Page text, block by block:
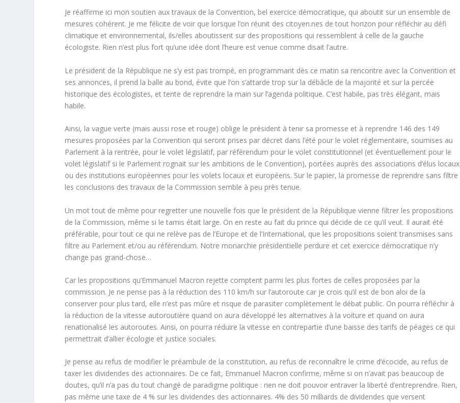
Je réaffirme ici mon soutien aux travaux de la Convention, bel exercice démocratique, qui aboutit sur un ensemble de
mesures cohérent. Je me félicite de voir que lorsque l’on réunit des citoyen.nes de tout horizon pour réfléchir au défi
climatique et environnemental, ils/elles aboutissent sur des propositions qui ressemblent à celle de la gauche
écologiste. Rien n’est plus fort qu’une idée dont l’heure est venue comme disait l’autre.
Le président de la République ne s’y est pas trompé, en programmant dès ce matin sa rencontre avec la Convention et
ses annonces, il prend la balle au bond, évite que l’on s’attarde trop sur la débâcle de la majorité et sur la percée
historique des écologistes, et tente de reprendre la main sur l’agenda politique. C’est habile, pas très élégant, mais
habile.
Ainsi, la vague verte (mais aussi rose et rouge) oblige le président à tenir sa promesse et à reprendre 146 des 149
mesures proposées par la Convention qui seront prises par décret dans l’été pour le volet réglementaire, soumises au
Parlement à la rentrée, pour le volet législatif, par référendum pour le volet constitutionnel (et éventuellement pour le
volet législatif si le Parlement rognait sur les ambitions de le Convention), portées auprès des associations d’élus locaux
ou des institutions européennes pour les volets locaux et européens. Sur le papier, la promesse de reprendre sans filtre
les conclusions des travaux de la Commission semble à peu près tenue.
Un mot tout de même pour regretter une nouvelle fois que le président de la République vienne filtrer les propositions
de la Commission, même si le tamis était large. On en reste au fait du prince qui décide de ce qu’il veut. Il aurait été
préférable, pour tout ce qui ne relève pas de l’Europe et de l’International, que les propositions soient transmises sans
filtre au Parlement et/ou au référendum. Notre monarchie présidentielle perdure et cet exercice démocratique n’y
change pas grand-chose…
Car les propositions qu’Emmanuel Macron rejette comptent parmi les plus fortes de celles proposées par la
commission. Je ne pense pas à la réduction des 110 km/h sur l’autoroute car je crois qu’il est de bon aloi de la
conserver pour plus tard, elle n’est pas mûre et risque de parasiter complètement le débat public. On pourra réfléchir à
la réduction de la vitesse autoroutière quand on aura développé les alternatives à la voiture et quand on aura
renationalisé les autoroutes. Ainsi, on pourra réduire la vitesse en contrepartie d’une baisse des tarifs de péages ce qui
permettrait d’allier écologie et justice sociales.
Je pense au refus de modifier le préambule de la constitution, au refus de reconnaître le crime d’écocide, au refus de
taxer les dividendes des actionnaires. De ce fait, Emmanuel Macron confirme, même si on n’avait pas beaucoup de
doutes, qu’il n’a pas du tout changé de paradigme politique : rien ne doit pouvoir entraver la liberté d’entreprendre. Rien,
pas même une taxe de 4 % sur les dividendes des actionnaires. 4% des 50 milliards de dividendes que versent